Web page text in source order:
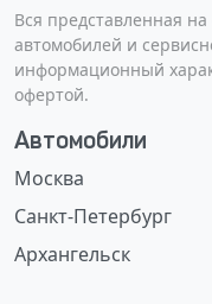
Вся представленная
автомобилей и
информационный
офертой.
Автомобили
Москва
Санкт-Петербург
Архангельск